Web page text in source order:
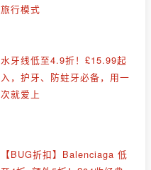
旅行模式
水牙线低至4.9折！£15.99起
入，护牙、防蛀牙必备，用一
次就爱上
【BUG折扣】Balenciaga 低